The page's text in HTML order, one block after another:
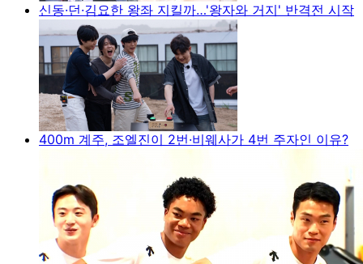
신동·던·김요한 왕좌 지킬까…'왕자와 거지' 반격전 시작
400m 계주, 조엘진이 2번·비웨사가 4번 주자인 이유?